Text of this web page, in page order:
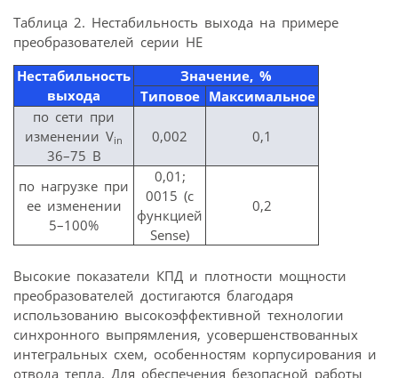
Таблица 2. Нестабильность выхода на примере
преобразователей серии HE
Нестабильность
выхода
Значение, %
Типовое Максимальное
по сети при
изменении Vin
36–75 В
0,002 0,1
по нагрузке при
ее изменении
5–100%
0,01;
0015 (с
функцией
Sense)
0,2
Высокие показатели КПД и плотности мощности
преобразователей достигаются благодаря
использованию высокоэффективной технологии
синхронного выпрямления, усовершенствованных
интегральных схем, особенностям корпусирования и
отвода тепла. Для обеспечения безопасной работы